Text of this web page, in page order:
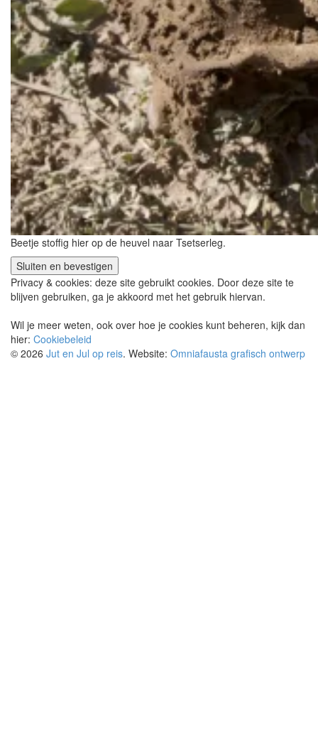
Beetje stoffig hier op de heuvel naar Tsetserleg.
Privacy & cookies: deze site gebruikt cookies. Door deze site te
blijven gebruiken, ga je akkoord met het gebruik hiervan.
Wil je meer weten, ook over hoe je cookies kunt beheren, kijk dan
hier: Cookiebeleid
© 2026 Jut en Jul op reis. Website: Omniafausta grafisch ontwerp